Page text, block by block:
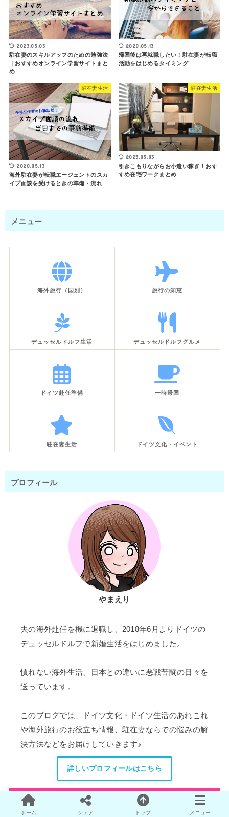
2023.05.03
駐在妻のスキルアップのための勉強法
｜おすすめオンライン学習サイトまと
め
2020.05.13
帰国後は再就職したい！駐在妻が転職
活動をはじめるタイミング
駐在妻生活
2020.05.13
海外駐在妻が転職エージェントのスカ
イプ面談を受けるときの準備・流れ
駐在妻生活
2023.05.03
引きこもりながらお小遣い稼ぎ！おす
すめ在宅ワークまとめ
メニュー
海外旅行（国別） 旅行の知恵
デュッセルドルフ生活 デュッセルドルフグルメ
ドイツ赴任準備 一時帰国
駐在妻生活 ドイツ文化・イベント
プロフィール
やまえり
夫の海外赴任を機に退職し、2018年6月よりドイツの
デュッセルドルフで新婚生活をはじめました。
慣れない海外生活、日本との違いに悪戦苦闘の日々を
送っています。
このブログでは、ドイツ文化・ドイツ生活のあれこれ
や海外旅行のお役立ち情報、駐在妻ならでの悩みの解
決方法などをお届けしていきます♪
詳しいプロフィールはこちら
＼Follow me／
ホーム シェア トップ メニュー